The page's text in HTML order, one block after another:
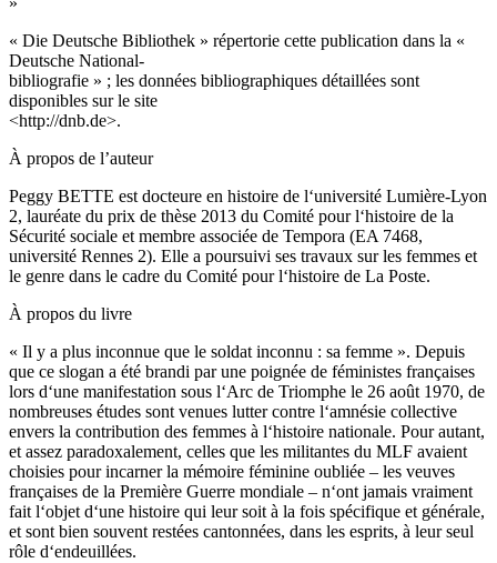
« Die Deutsche Bibliothek » répertorie cette publication dans la «
Deutsche National-
bibliografie » ; les données bibliographiques détaillées sont
disponibles sur le site
<http://dnb.de>.
À propos de l’auteur
Peggy BETTE est docteure en histoire de l‘université Lumière-Lyon
2, lauréate du prix de thèse 2013 du Comité pour l‘histoire de la
Sécurité sociale et membre associée de Tempora (EA 7468,
université Rennes 2). Elle a poursuivi ses travaux sur les femmes et
le genre dans le cadre du Comité pour l‘histoire de La Poste.
À propos du livre
« Il y a plus inconnue que le soldat inconnu : sa femme ». Depuis
que ce slogan a été brandi par une poignée de féministes françaises
lors d‘une manifestation sous l‘Arc de Triomphe le 26 août 1970, de
nombreuses études sont venues lutter contre l‘amnésie collective
envers la contribution des femmes à l‘histoire nationale. Pour autant,
et assez paradoxalement, celles que les militantes du MLF avaient
choisies pour incarner la mémoire féminine oubliée – les veuves
françaises de la Première Guerre mondiale – n‘ont jamais vraiment
fait l‘objet d‘une histoire qui leur soit à la fois spécifique et générale,
et sont bien souvent restées cantonnées, dans les esprits, à leur seul
rôle d‘endeuillées.